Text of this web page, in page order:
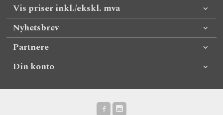
Vis priser inkl./ekskl. mva
Nyhetsbrev
Partnere
Din konto